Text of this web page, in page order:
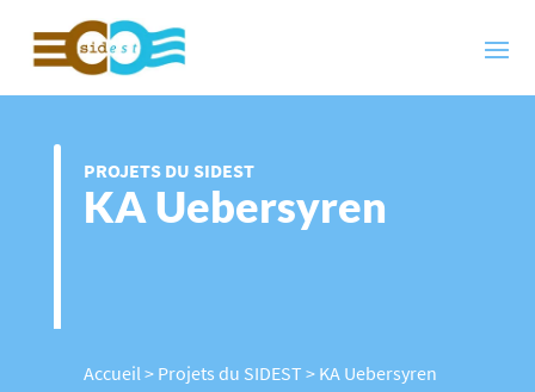
PROJETS DU SIDEST
KA Uebersyren
Accueil> Projets du SIDEST > KA Uebersyren